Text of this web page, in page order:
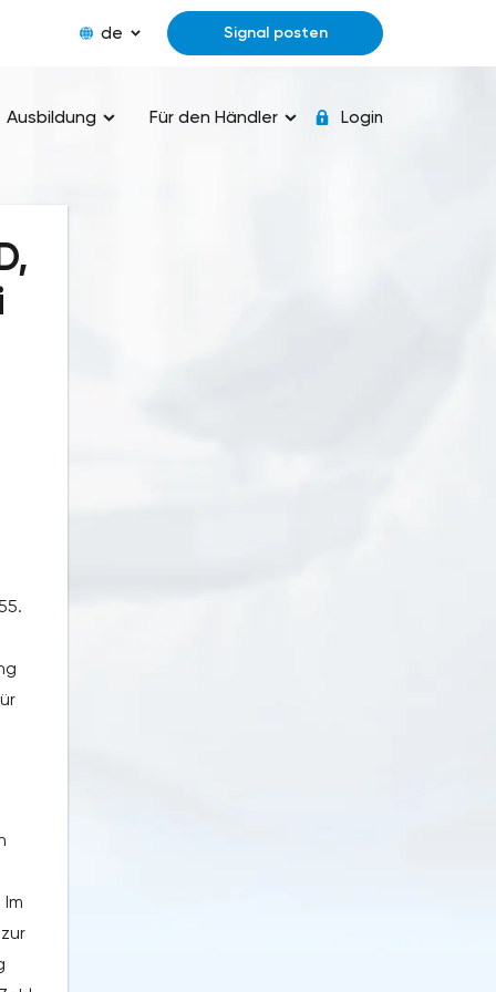
de Signal posten
Ausbildung Für den Händler Login